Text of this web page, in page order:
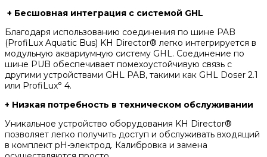
+ Бесшовная интеграция с системой GHL
Благодаря использованию соединения по шине PAB
(ProfiLux Aquatic Bus) KH Director® легко интегрируется в
модульную аквариумную систему GHL. Соединение по
шине PUB обеспечивает помехоустойчивую связь с
другими устройствами GHL PAB, такими как GHL Doser 2.1
или ProfiLux° 4.
+ Низкая потребность в техническом обслуживании
Уникальное устройство оборудования KH Director®
позволяет легко получить доступ и обслуживать входящий
в комплект рН-электрод. Калибровка и замена